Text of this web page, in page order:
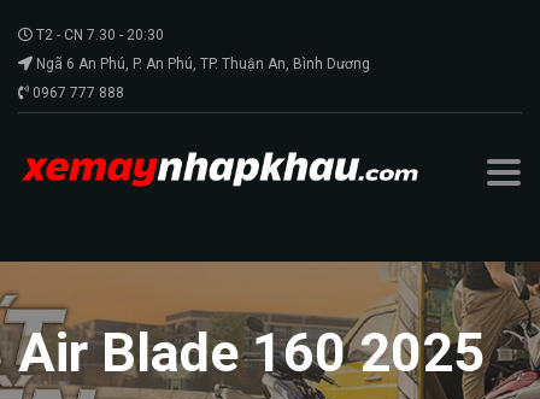
T2 - CN 7.30 - 20:30
Ngã 6 An Phú, P. An Phú, TP. Thuận An, Bình Dương
0967 777 888
Air Blade 160 2025